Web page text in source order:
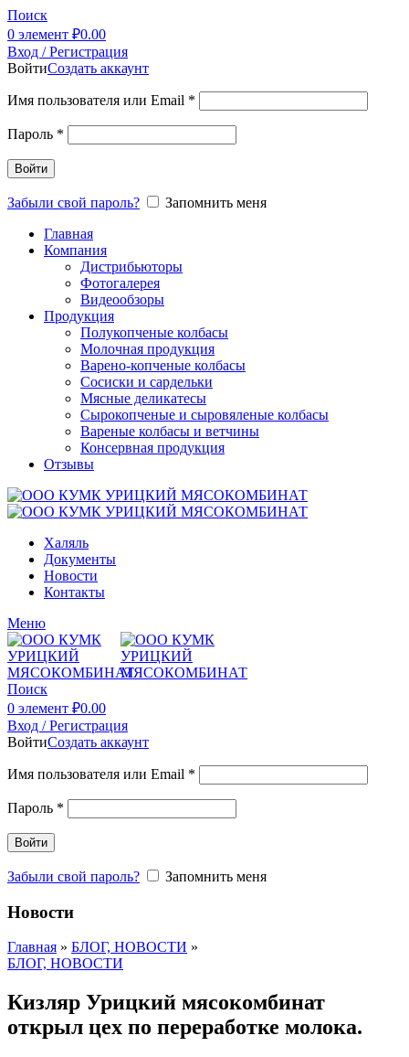
Поиск
0 элемент ₽0.00
Вход / Регистрация
ВойтиСоздать аккаунт
Имя пользователя или Email *
Пароль *
Войти
Забыли свой пароль?
Запомнить меня
Главная
Компания
Дистрибьюторы
Фотогалерея
Видеообзоры
Продукция
Полукопченые колбасы
Молочная продукция
Варено-копченые колбасы
Сосиски и сардельки
Мясные деликатесы
Сырокопченые и сыровяленые колбасы
Вареные колбасы и ветчины
Консервная продукция
Отзывы
Халяль
Документы
Новости
Контакты
Меню
Поиск
0 элемент ₽0.00
Вход / Регистрация
ВойтиСоздать аккаунт
Имя пользователя или Email *
Пароль *
Войти
Забыли свой пароль? Запомнить меня
Новости
Главная » БЛОГ, НОВОСТИ »
БЛОГ, НОВОСТИ
Кизляр Урицкий мясокомбинат
открыл цех по переработке молока.